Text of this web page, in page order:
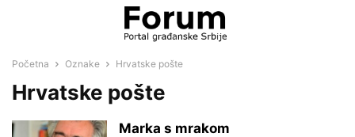
Početna Oznake Hrvatske pošte
Hrvatske pošte
Marka s mrakom